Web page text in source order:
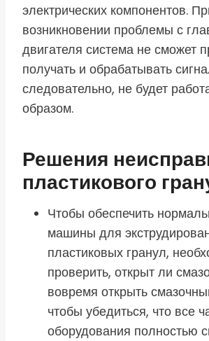
электрических компонентов.
возникновении проблемы с
двигателя система не сможет
получать и обрабатывать
следовательно, не будет
образом.
Решения
пластикового
Чтобы обеспечить
машины для
пластиковых гранул,
проверить, открыт ли
вовремя открыть
чтобы убедиться, что все
оборудования полностью